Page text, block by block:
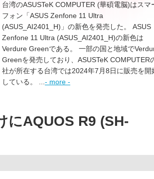
台湾のASUSTeK COMPUTER (華碩電脳)はスマ
フォン「ASUS Zenfone 11 Ultra
(ASUS_AI2401_H)」の新色を発売した。 ASUS
Zenfone 11 Ultra (ASUS_AI2401_H)の新色は
Verdure Greenである。 一部の国と地域で
Greenを発売しており、ASUSTeK COMPUTER
社が所在する台湾では2024年7月8日に販売を開
している。 ... - more -
にAQUOS R9 (SH-